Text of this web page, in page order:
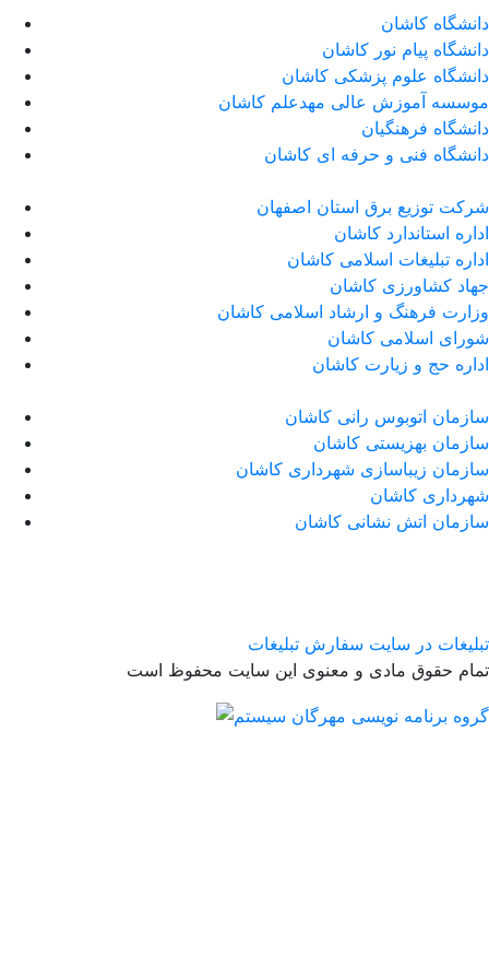
دانشگاه کاشان
دانشگاه پیام نور کاشان
دانشگاه علوم پزشکی کاشان
موسسه آموزش عالی مهدعلم کاشان
دانشگاه فرهنگیان
دانشگاه فنی و حرفه ای کاشان
شرکت توزیع برق استان اصفهان
اداره استاندارد كاشان
اداره تبلیغات اسلامی کاشان
جهاد کشاورزی کاشان
وزارت فرهنگ و ارشاد اسلامی کاشان
شورای اسلامی کاشان
اداره حج و زیارت کاشان
سازمان اتوبوس رانی کاشان
سازمان بهزیستی کاشان
سازمان زیباسازی شهرداری کاشان
شهرداری کاشان
سازمان اتش نشانی کاشان
تبلیغات در سایت سفارش تبلیغات
تمام حقوق مادی و معنوی این سایت محفوظ است